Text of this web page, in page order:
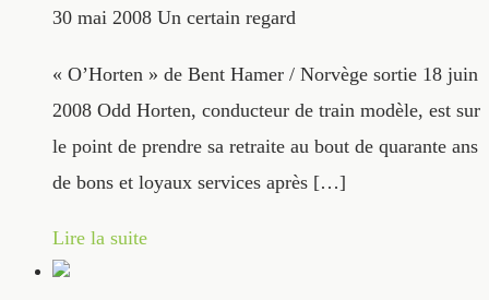
30 mai 2008 Un certain regard
« O’Horten » de Bent Hamer / Norvège sortie 18 juin
2008 Odd Horten, conducteur de train modèle, est sur
le point de prendre sa retraite au bout de quarante ans
de bons et loyaux services après […]
Lire la suite